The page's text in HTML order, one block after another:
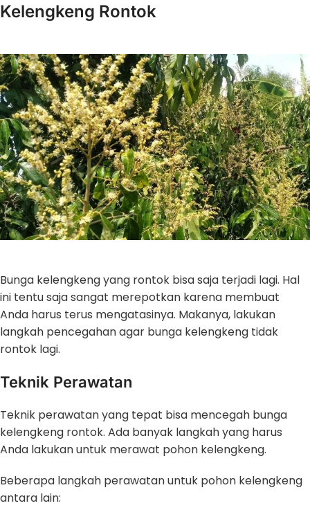
Kelengkeng Rontok
Bunga kelengkeng yang rontok bisa saja terjadi lagi. Hal
ini tentu saja sangat merepotkan karena membuat
Anda harus terus mengatasinya. Makanya, lakukan
langkah pencegahan agar bunga kelengkeng tidak
rontok lagi.
Teknik Perawatan
Teknik perawatan yang tepat bisa mencegah bunga
kelengkeng rontok. Ada banyak langkah yang harus
Anda lakukan untuk merawat pohon kelengkeng.
Beberapa langkah perawatan untuk pohon kelengkeng
antara lain: